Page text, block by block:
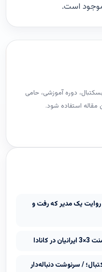
است.
دوره آموزشی، حامی
استفاده شود.
یک مدیر که رفت و
/ سرنوشت دنباله‌دار